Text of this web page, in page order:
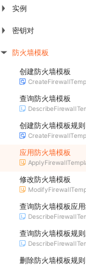
▶ 实例
▶ 密钥对
▶ 防火墙模板
创建防火墙模板
查询防火墙模板
创建防火墙模板规则
应用防火墙模板
修改防火墙模板
查询防火墙模板应
查询防火墙模板规
删除防火墙模板规则